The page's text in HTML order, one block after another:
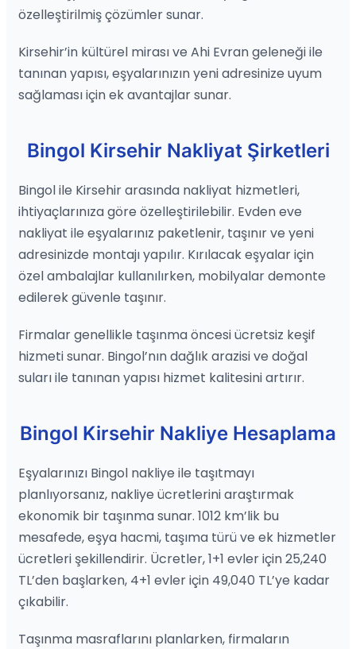
özelleştirilmiş çözümler sunar.
Kirsehir’in kültürel mirası ve Ahi Evran geleneği ile
tanınan yapısı, eşyalarınızın yeni adresinize uyum
sağlaması için ek avantajlar sunar.
Bingol Kirsehir Nakliyat Şirketleri
Bingol ile Kirsehir arasında nakliyat hizmetleri,
ihtiyaçlarınıza göre özelleştirilebilir. Evden eve
nakliyat ile eşyalarınız paketlenir, taşınır ve yeni
adresinizde montajı yapılır. Kırılacak eşyalar için
özel ambalajlar kullanılırken, mobilyalar demonte
edilerek güvenle taşınır.
Firmalar genellikle taşınma öncesi ücretsiz keşif
hizmeti sunar. Bingol’nın dağlık arazisi ve doğal
suları ile tanınan yapısı hizmet kalitesini artırır.
Bingol Kirsehir Nakliye Hesaplama
Eşyalarınızı Bingol nakliye ile taşıtmayı
planlıyorsanız, nakliye ücretlerini araştırmak
ekonomik bir taşınma sunar. 1012 km’lik bu
mesafede, eşya hacmi, taşıma türü ve ek hizmetler
ücretleri şekillendirir. Ücretler, 1+1 evler için 25,240
TL’den başlarken, 4+1 evler için 49,040 TL’ye kadar
çıkabilir.
Taşınma masraflarını planlarken, firmaların